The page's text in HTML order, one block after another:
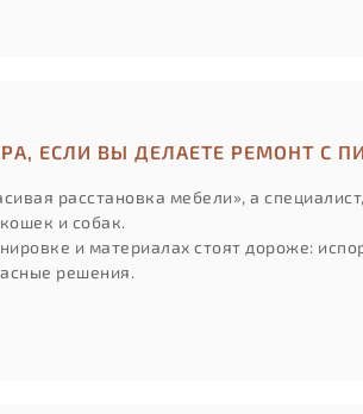
ЕСЛИ ВЫ ДЕЛАЕТЕ РЕМОНТ С
расстановка мебели», а
и собак.
и материалах стоят дороже:
решения.